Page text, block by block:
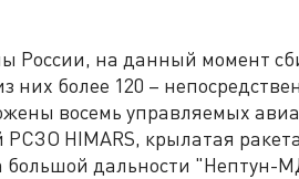
на данный момент
них более 120 –
восемь управляемых
HIMARS, крылатая
большой дальности "Нептун-